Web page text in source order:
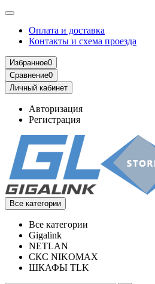
Оплата и доставка
Контакты и схема проезда
Избранное0
Сравнение0
Личный кабинет
Авторизация
Регистрация
Все категории
Все категории
Gigalink
NETLAN
СКС NIKOMAX
ШКАФЫ TLK